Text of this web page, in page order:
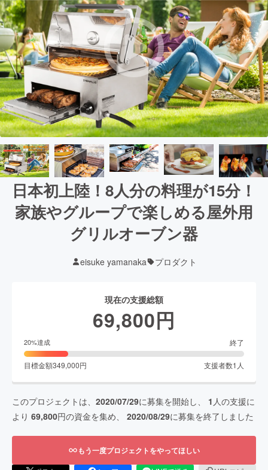
日本初上陸！8人分の料理が15分！
家族やグループで楽しめる屋外用
グリルオーブン器
eisuke yamanaka プロダクト
現在の支援総額
69,800円
20%達成 終了
目標金額349,000円 支援者数1 人
このプロジェクトは、 2020/07/29に募集を開始し、 1 人の支援に
より 69,800円の資金を集め、 2020/08/29に募集を終了しました
もう一度プロジェクトをやってほしい